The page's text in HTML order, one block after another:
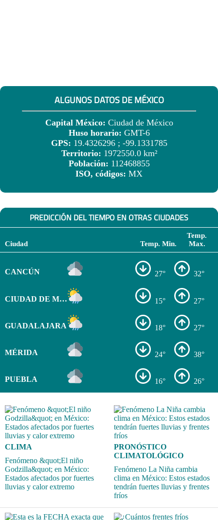
ALGUNOS DATOS DE MÉXICO
Capital México: Ciudad de México
Huso horario: GMT-6
GPS: 19.4326296 ; -99.1331785
Territorio: 1972550.0 km²
Población: 112468855
ISO, códigos: MX
PREDICCIÓN DEL TIEMPO EN OTRAS CIUDADES
Ciudad Temp. Min.
Temp.
Max.
CANCÚN 27° 32°
CIUDAD DE MÉXICO 15° 27°
GUADALAJARA 18° 27°
MÉRIDA 24° 38°
PUEBLA 16° 26°
CLIMA
Fenómeno &quot;El niño
Godzilla&quot; en México:
Estados afectados por fuertes
lluvias y calor extremo
PRONÓSTICO
CLIMATOLÓGICO
Fenómeno La Niña cambia
clima en México: Estos estados
tendrán fuertes lluvias y frentes
fríos